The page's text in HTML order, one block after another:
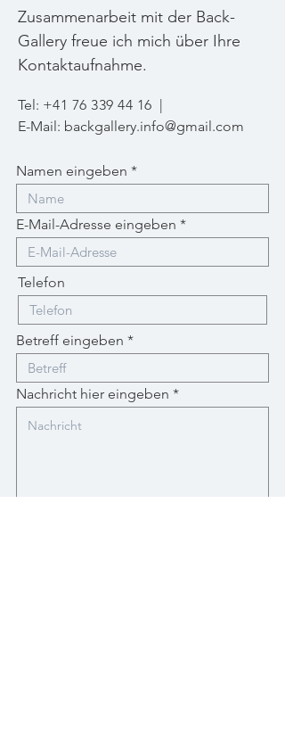
Zusammenarbeit mit der Back-
Gallery freue ich mich über Ihre
Kontaktaufnahme.
Tel: +41 76 339 44 16 |
E-Mail: backgallery.info@gmail.com
Namen eingeben
E-Mail-Adresse eingeben
Telefon
Betreff eingeben
Nachricht hier eingeben